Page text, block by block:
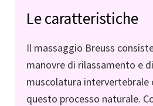
Le caratteristiche
Il massaggio Breuss
manovre di rilassamento e
muscolatura intervertebrale
questo processo naturale.